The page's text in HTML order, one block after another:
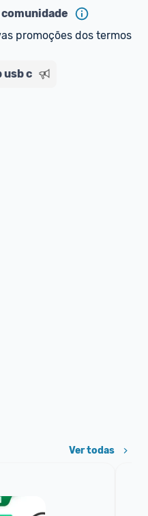
promoções dos termos
usb c
Ver todas